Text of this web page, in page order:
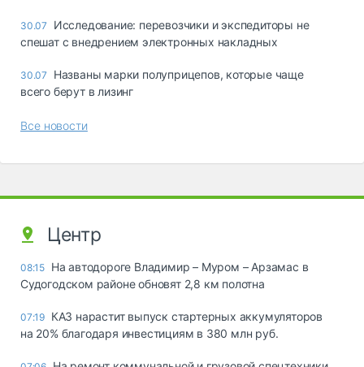
30.07
Исследование: перевозчики и экспедиторы не
спешат с внедрением электронных накладных
30.07
Названы марки полуприцепов, которые чаще
всего берут в лизинг
Все новости
Центр
08:15 На автодороге Владимир – Муром – Арзамас в
Судогодском районе обновят 2,8 км полотна
07:19 КАЗ нарастит выпуск стартерных аккумуляторов
на 20% благодаря инвестициям в 380 млн руб.